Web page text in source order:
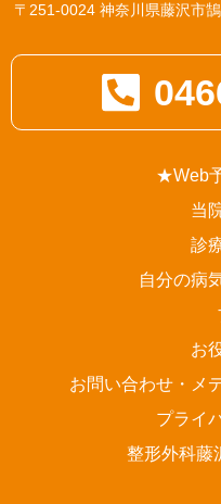
〒251-0024 神奈川県藤沢市
★Web
当
診
自分の病
お
お問い合わせ・メ
プライ
整形外科藤